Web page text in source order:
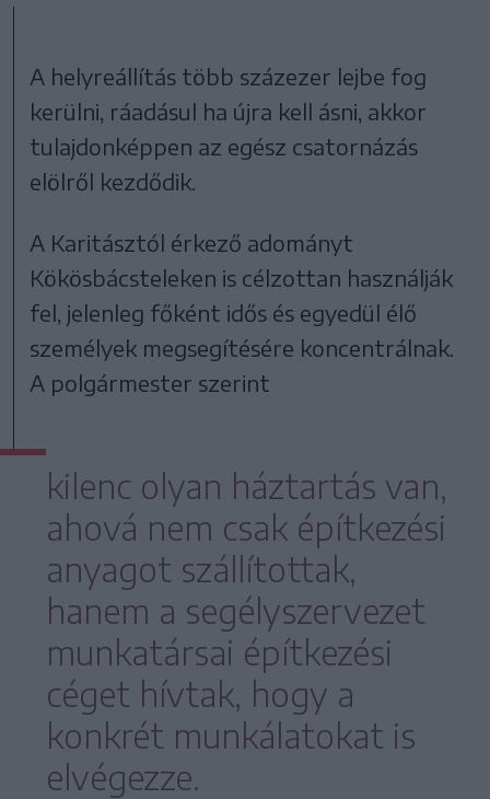
A helyreállítás több százezer lejbe fog
kerülni, ráadásul ha újra kell ásni, akkor
tulajdonképpen az egész csatornázás
elölről kezdődik.
A Karitásztól érkező adományt
Kökösbácsteleken is célzottan használják
fel, jelenleg főként idős és egyedül élő
személyek megsegítésére koncentrálnak.
A polgármester szerint
kilenc olyan háztartás van,
ahová nem csak építkezési
anyagot szállítottak,
hanem a segélyszervezet
munkatársai építkezési
céget hívtak, hogy a
konkrét munkálatokat is
elvégezze.